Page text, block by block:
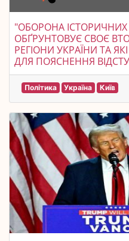
"ОБОРОНА ІСТОРИЧНИХ
ОБҐРУНТОВУЄ СВОЄ
РЕГІОНИ УКРАЇНИ ТА
ДЛЯ ПОЯСНЕННЯ
Політика Україна Київ